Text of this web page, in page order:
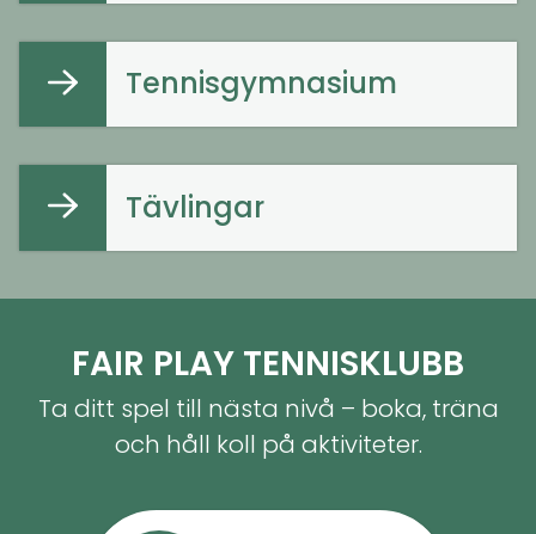
Tennisgymnasium
Tävlingar
FAIR PLAY TENNISKLUBB
Ta ditt spel till nästa nivå – boka, träna
och håll koll på aktiviteter.